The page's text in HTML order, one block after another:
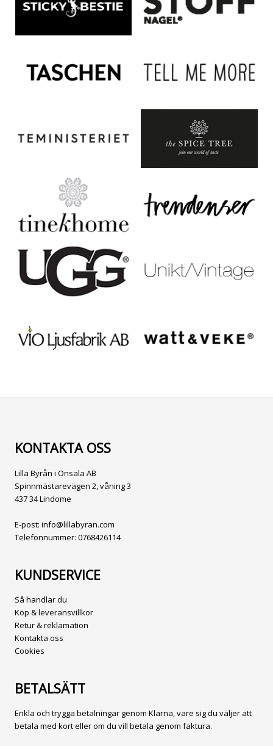
KONTAKTA OSS
Lilla Byrån i Onsala AB
Spinnmästarevägen 2, våning 3
437 34 Lindome
E-post: info@lillabyran.com
Telefonnummer: 0768426114
KUNDSERVICE
Så handlar du
Köp & leveransvillkor
Retur & reklamation
Kontakta oss
Cookies
BETALSÄTT
Enkla och trygga betalningar genom Klarna, vare sig du väljer att
betala med kort eller om du vill betala genom faktura.